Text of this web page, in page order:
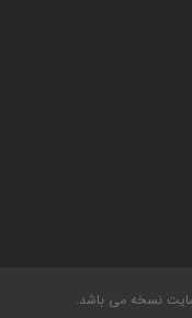
نسخه می باشد.